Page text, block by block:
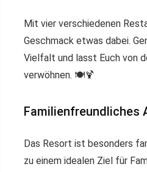
Mit vier verschiedenen
Geschmack etwas dabei.
Vielfalt und lasst Euch von
verwöhnen. 🍽️🍹
Familienfreundliches
Das Resort ist besonders
zu einem idealen Ziel für